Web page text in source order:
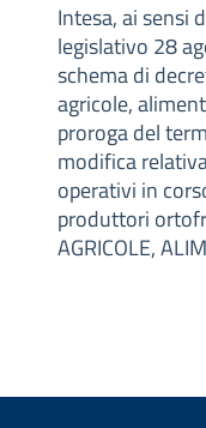
Intesa, ai sensi
legislativo 28
schema di
agricole,
proroga del
modifica
operativi in
produttori
AGRICOLE,